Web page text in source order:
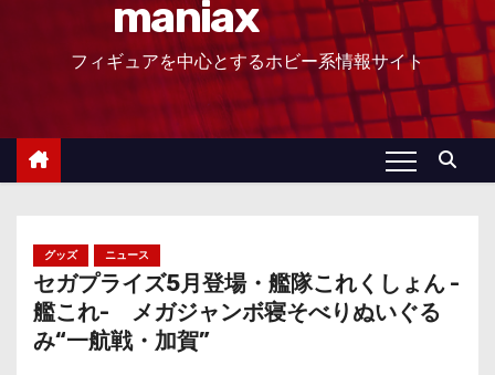
maniax
フィギュアを中心とするホビー系情報サイト
グッズ ニュース
セガプライズ5月登場・艦隊これくしょん -
艦これ- メガジャンボ寝そべりぬいぐる
み“一航戦・加賀”